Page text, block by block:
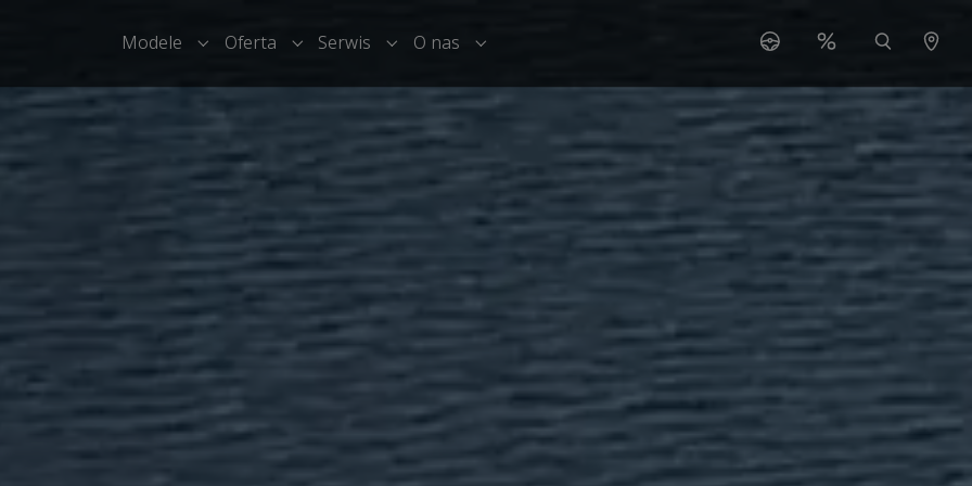
Modele Submenu for "Modele"
Oferta Submenu for "Oferta"
Serwis Submenu for "Serwis"
O nas Submenu for "O nas"